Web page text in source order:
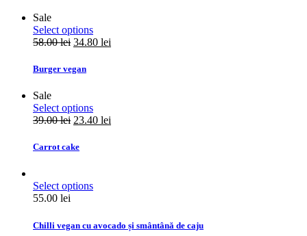
Sale
Select options
58.00lei 34.80 lei
Burger vegan
Sale
Select options
39.00lei 23.40 lei
Carrot cake
Select options
55.00 lei
Chilli vegan cu avocado și smântână de caju